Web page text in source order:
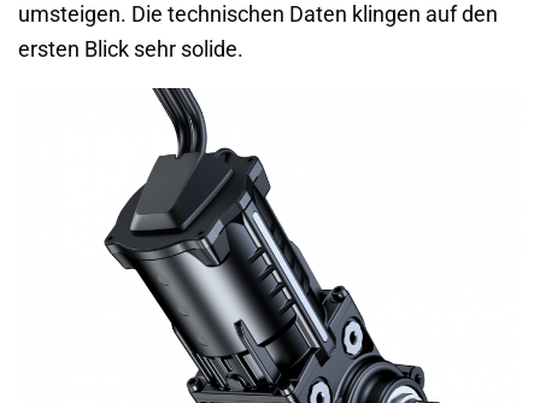
umsteigen. Die technischen Daten klingen auf den
ersten Blick sehr solide.